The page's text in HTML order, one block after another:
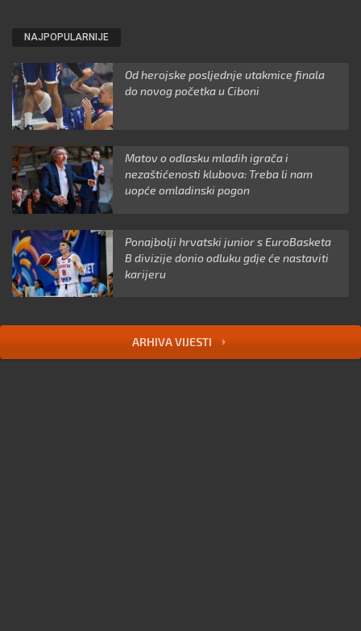
NAJPOPULARNIJE
Od herojske posljednje utakmice finala
do novog početka u Ciboni
Matov o odlasku mladih igrača i
nezaštićenosti klubova: Treba li nam
uopće omladinski pogon
Ponajbolji hrvatski junior s EuroBasketa
B divizije donio odluku gdje će nastaviti
karijeru
ARHIVA VIJESTI